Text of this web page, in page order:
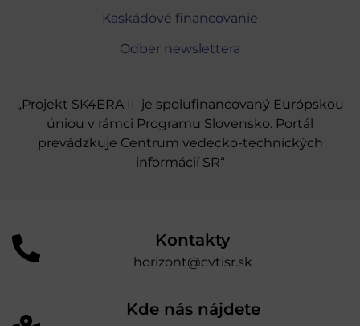
Kaskádové financovanie
Odber newslettera
„Projekt SK4ERA II je spolufinancovaný Európskou
úniou v rámci Programu Slovensko. Portál
prevádzkuje Centrum vedecko-technických
informácií SR“
Kontakty
horizont@cvtisr.sk
Kde nás nájdete